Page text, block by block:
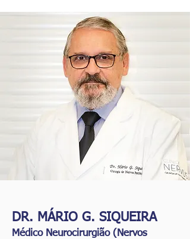
DR. MÁRIO G. SIQUEIRA
Médico Neurocirurgião (Nervos